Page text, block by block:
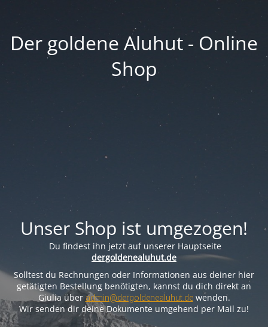
Der goldene Aluhut - Online
Shop
Unser Shop ist umgezogen!
Du findest ihn jetzt auf unserer Hauptseite
dergoldenealuhut.de
Solltest du Rechnungen oder Informationen aus deiner hier
getätigten Bestellung benötigten, kannst du dich direkt an
Giulia über admin@dergoldenealuhut.dewenden.
Wir senden dir deine Dokumente umgehend per Mail zu!